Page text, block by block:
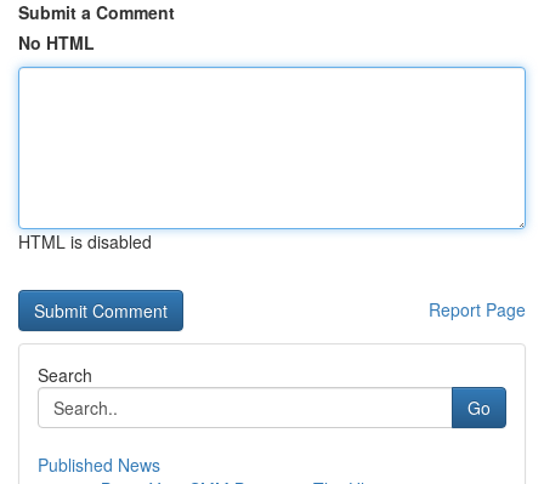
Submit a Comment
No HTML
HTML is disabled
Report Page
Search
Go
Published News